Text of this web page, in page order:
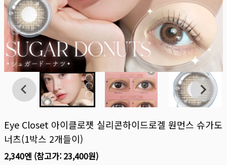
Eye Closet 아이클로젯 실리콘하이드로겔 원먼스 슈가도
너츠(1박스 2개들이)
2,340엔 (참고가: 23,400원)